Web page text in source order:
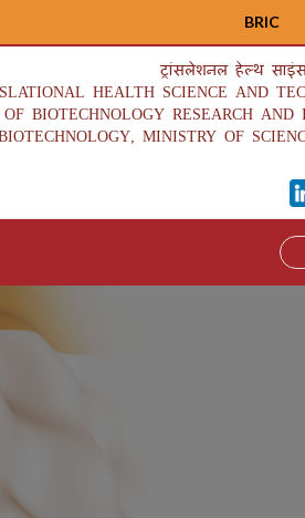
BRIC
ट्रांसलेशनल हेल्थ
HEALTH SCIENCE AND
BIOTECHNOLOGY RESEARCH AND
MINISTRY OF